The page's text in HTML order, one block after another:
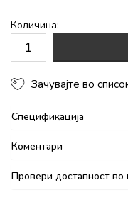
Количина:
Зачувајте во
Спецификација
Коментари
Провери достапност во